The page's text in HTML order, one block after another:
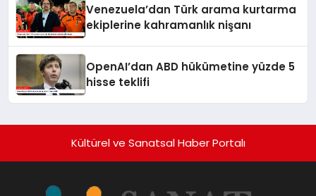
Venezuela’dan Türk arama kurtarma
ekiplerine kahramanlık nişanı
OpenAI’dan ABD hükümetine yüzde 5
hisse teklifi
Kültürel ve Sanatsal Haber Portalı